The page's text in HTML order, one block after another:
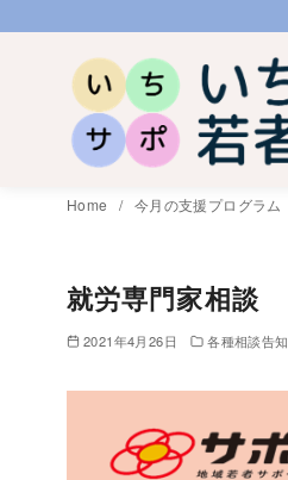
Home 今月の支援プログラム
就労専門家相談
2021年4月26日 各種相談告知